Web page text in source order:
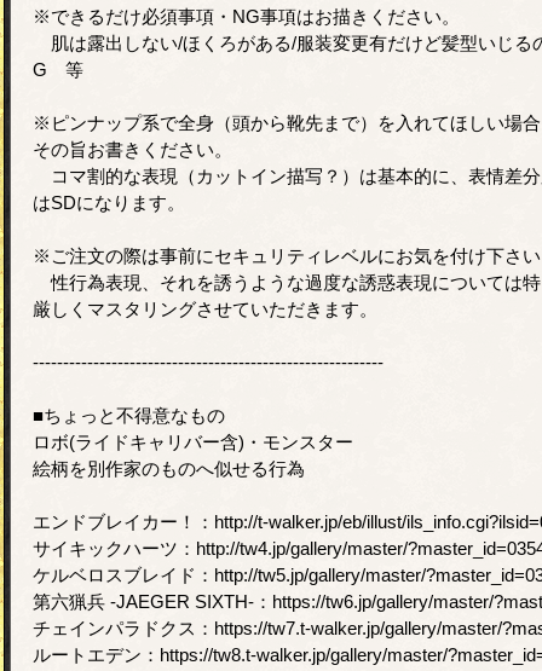
※できるだけ必須事項・NG事項はお描きください。
肌は露出しない/ほくろがある/服装変更有だけど髪型いじる
G 等
※ピンナップ系で全身（頭から靴先まで）を入れてほしい場
その旨お書きください。
コマ割的な表現（カットイン描写？）は基本的に、表情差
はSDになります。
※ご注文の際は事前にセキュリティレベルにお気を付け下さ
性行為表現、それを誘うような過度な誘惑表現については
厳しくマスタリングさせていただきます。
----------------------------------------------------------
■ちょっと不得意なもの
ロボ(ライドキャリバー含)・モンスター
絵柄を別作家のものへ似せる行為
エンドブレイカー！：http://t-walker.jp/eb/illust/
サイキックハーツ：http://tw4.jp/gallery/master/
ケルベロスブレイド：http://tw5.jp/gallery/master/
第六猟兵 -JAEGER SIXTH-：https://tw6.jp/gallery/master/
チェインパラドクス：https://tw7.t-walker.jp/gallery/master/
ルートエデン：https://tw8.t-walker.jp/gallery/master/